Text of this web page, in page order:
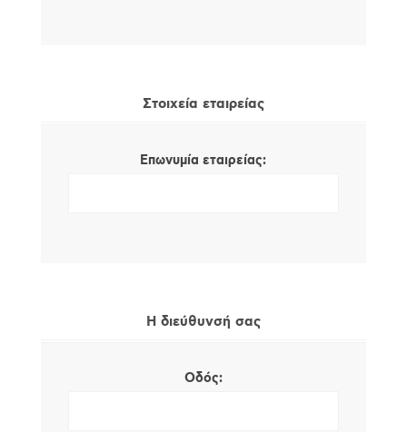
Στοιχεία εταιρείας
Επωνυμία εταιρείας:
Η διεύθυνσή σας
Οδός: